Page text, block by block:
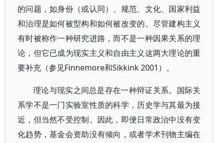
的问题，如身份（或认同）、规范、文化、国家利益
和治理是如何被型构和如何被改变的。尽管建构主义
有时被称作一种研究进路，而不是一种因果关系的理
论，但它已成为现实主义和自由主义这两大理论的重
要补充（参见Finnemore和Sikkink 2001）。
理论与现实之间总是存在一种辩证关系。国际关
系学不是一门实验室性质的科学，历史学与其最为接
近，但当然不受控制。因此，即便日常政治中没有变
化趋势，基金会资助没有倾向，或者学术刊物主编在